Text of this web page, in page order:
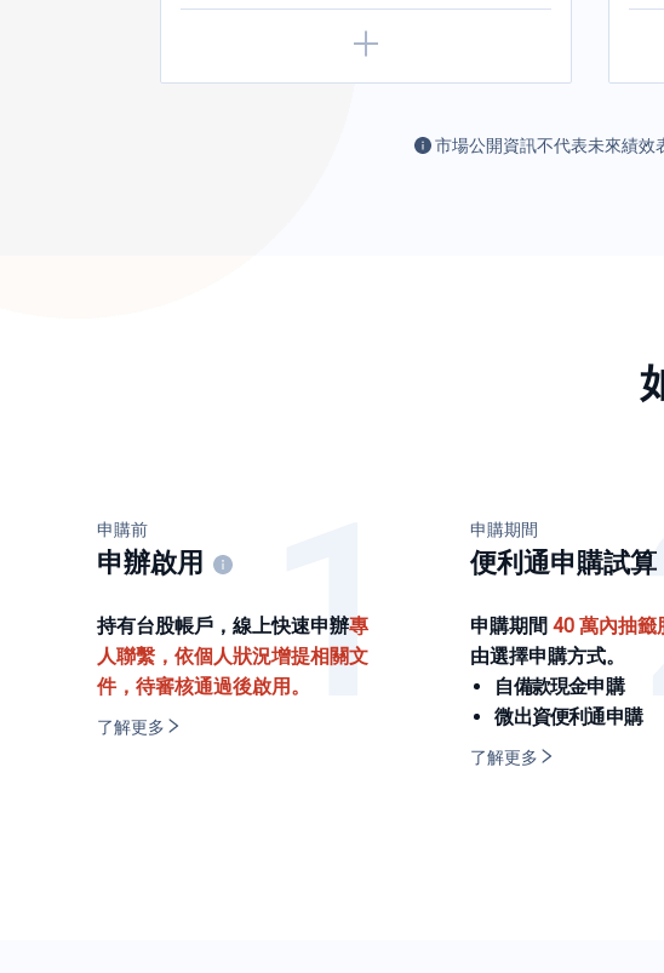
市場公開資訊不代表未來績效
申購前
申辦啟用
持有台股帳戶，線上快速申辦專
人聯繫，依個人狀況增提相關文
件，待審核通過後啟用。
了解更多
申購期間
便利通申購試算
申購期間 40 萬內抽籤
由選擇申購方式。
自備款現金申購
微出資便利通申購
了解更多